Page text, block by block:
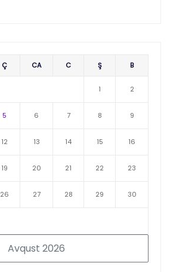
Avqust 2026
Ç CA C Ş B
1 2
5 6 7 8 9
12 13 14 15 16
19 20 21 22 23
26 27 28 29 30